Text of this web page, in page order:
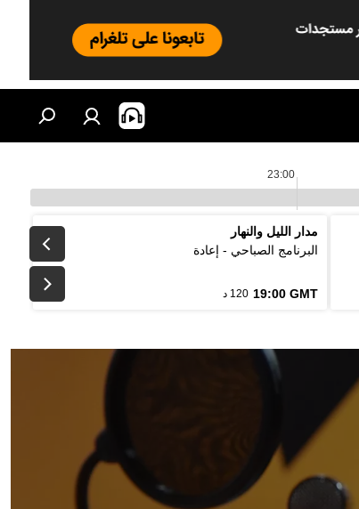
23:00
مدار الليل والنهار
البرنامج الصباحي - إعادة
19:00 GMT 120 د